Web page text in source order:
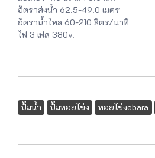
อัตราส่งน้ำ 62.5-49.0 เมตร
อัตราน้ำไหล 60-210 ลิตร/นาที
ไฟ 3 เฟส 380v.
ปั๊มน้ำ ปั๊มหอยโข่ง หอยโข่งebara